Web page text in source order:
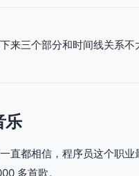
来三个部分和时间线关系不
乐
直都相信，程序员这个职
多首歌。